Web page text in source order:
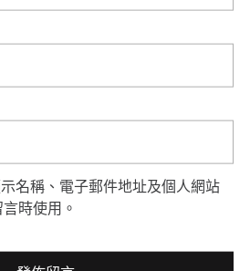
名稱、電子郵件地址及個人網站
時使用。